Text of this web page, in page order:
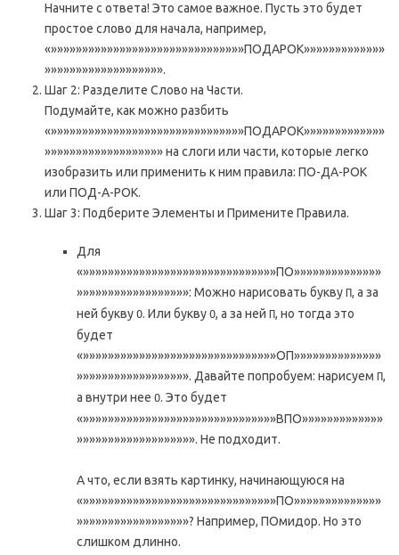
Начните с ответа! Это самое важное. Пусть это будет
простое слово для начала, например,
«»»»»»»»»»»»»»»»»»»»»»»»»»»»»»»»ПОДАРОК»»»»»»»»»»»»»
»»»»»»»»»»»»»»»»»»».
Шаг 2: Разделите Слово на Части.
Подумайте, как можно разбить
«»»»»»»»»»»»»»»»»»»»»»»»»»»»»»»»ПОДАРОК»»»»»»»»»»»»»
»»»»»»»»»»»»»»»»»»» на слоги или части, которые легко
изобразить или применить к ним правила: ПО-ДА-РОК
или ПОД-А-РОК.
Шаг 3: Подберите Элементы и Примените Правила.
Для
«»»»»»»»»»»»»»»»»»»»»»»»»»»»»»»»ПО»»»»»»»»»»»»»»
»»»»»»»»»»»»»»»»»»: Можно нарисовать букву П, а за
ней букву О. Или букву О, а за ней П, но тогда это
будет
«»»»»»»»»»»»»»»»»»»»»»»»»»»»»»»»ОП»»»»»»»»»»»»»»
»»»»»»»»»»»»»»»»»». Давайте попробуем: нарисуем П,
а внутри нее О. Это будет
«»»»»»»»»»»»»»»»»»»»»»»»»»»»»»»»ВПО»»»»»»»»»»»»»
»»»»»»»»»»»»»»»»»»». Не подходит.
А что, если взять картинку, начинающуюся на
«»»»»»»»»»»»»»»»»»»»»»»»»»»»»»»»ПО»»»»»»»»»»»»»»
»»»»»»»»»»»»»»»»»»? Например, ПОмидор. Но это
слишком длинно.